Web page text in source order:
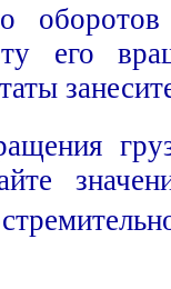
его